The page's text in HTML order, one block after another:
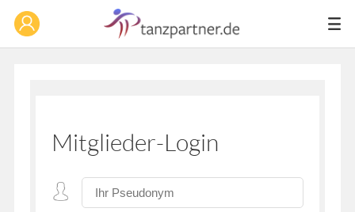
Mitglieder-Login